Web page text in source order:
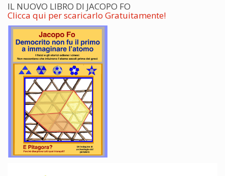
IL NUOVO LIBRO DI JACOPO FO
Clicca qui per scaricarlo Gratuitamente!